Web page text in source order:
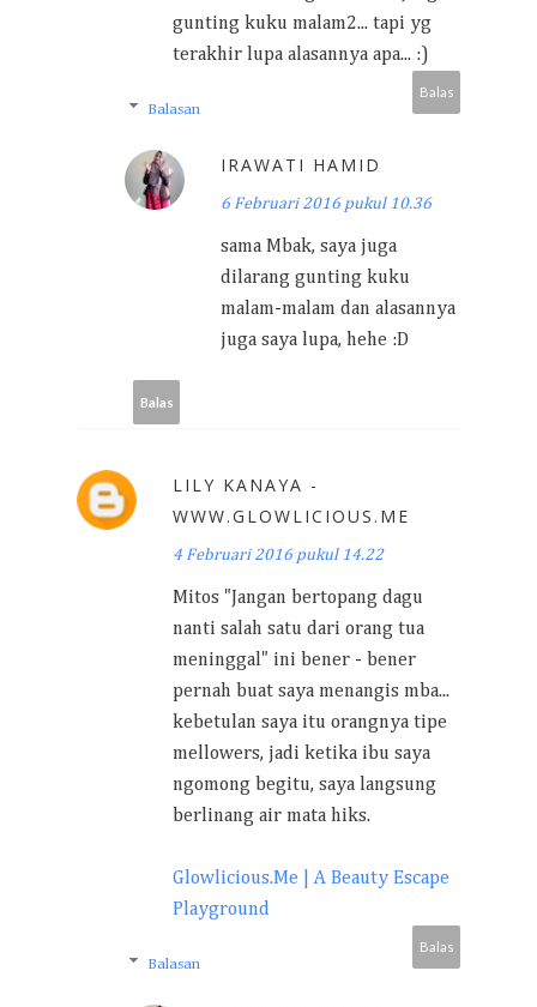
gunting kuku malam2... tapi yg
terakhir lupa alasannya apa... :)
Balas
Balasan
IRAWATI HAMID
6 Februari 2016 pukul 10.36
sama Mbak, saya juga
dilarang gunting kuku
malam-malam dan alasannya
juga saya lupa, hehe :D
Balas
LILY KANAYA -
WWW.GLOWLICIOUS.ME
4 Februari 2016 pukul 14.22
Mitos "Jangan bertopang dagu
nanti salah satu dari orang tua
meninggal" ini bener - bener
pernah buat saya menangis mba...
kebetulan saya itu orangnya tipe
mellowers, jadi ketika ibu saya
ngomong begitu, saya langsung
berlinang air mata hiks.
Glowlicious.Me | A Beauty Escape
Playground
Balas
Balasan